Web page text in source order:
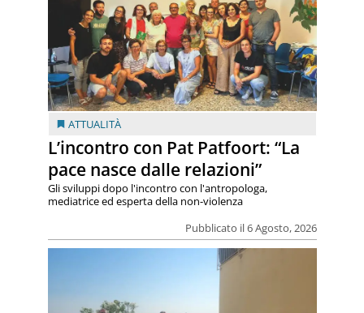
ATTUALITÀ
L’incontro con Pat Patfoort: “La
pace nasce dalle relazioni”
Pubblicato il 6 Agosto, 2026
Gli sviluppi dopo l'incontro con l'antropologa,
mediatrice ed esperta della non-violenza